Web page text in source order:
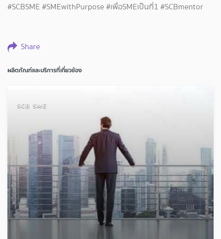
#SCBSME #SMEwithPurpose #เพื่อSMEเป็นที่1 #SCBmentor
Share
ผลิตภัณฑ์และบริการที่เกี่ยวข้อง
SCB SME